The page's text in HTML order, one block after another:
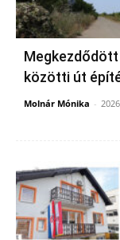
közötti út
Molnár Mónika -